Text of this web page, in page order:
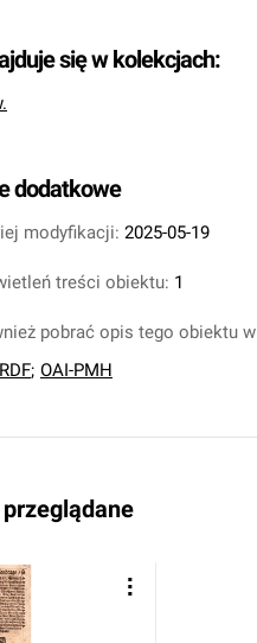
się w kolekcjach:
dodatkowe
modyfikacji: 2025-05-19
treści obiektu: 1
pobrać opis tego obiektu w
RDF; OAI-PMH